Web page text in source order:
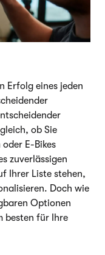
Erfolg eines jeden
ob Sie
E-Bikes
zuverlässigen
Ihrer Liste stehen,
Doch wie
Optionen
besten für Ihre